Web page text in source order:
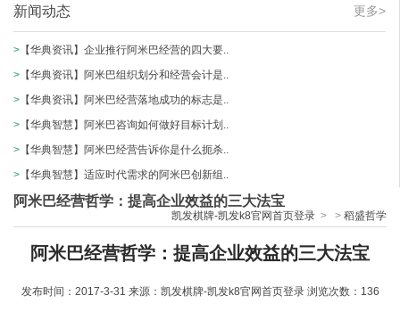
更多>
新闻动态
> 【华典资讯】企业推行阿米巴经营的四大要..
> 【华典资讯】阿米巴组织划分和经营会计是..
> 【华典资讯】阿米巴经营落地成功的标志是..
> 【华典智慧】阿米巴咨询如何做好目标计划..
> 【华典智慧】阿米巴经营告诉你是什么扼杀..
> 【华典智慧】适应时代需求的阿米巴创新组..
阿米巴经营哲学：提高企业效益的三大法宝
凯发棋牌-凯发k8官网首页登录 > > 稻盛哲学
阿米巴经营哲学：提高企业效益的三大法宝
发布时间：2017-3-31 来源： 凯发棋牌-凯发k8官网首页登录浏览次数：136